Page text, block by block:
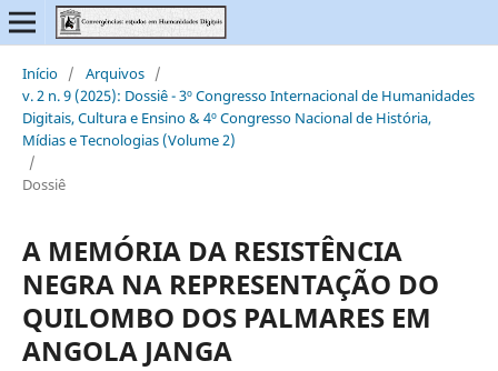
Início / Arquivos /
v. 2 n. 9 (2025): Dossiê - 3º Congresso Internacional de Humanidades
Digitais, Cultura e Ensino & 4º Congresso Nacional de História,
Mídias e Tecnologias (Volume 2)
/
Dossiê
A MEMÓRIA DA RESISTÊNCIA
NEGRA NA REPRESENTAÇÃO DO
QUILOMBO DOS PALMARES EM
ANGOLA JANGA